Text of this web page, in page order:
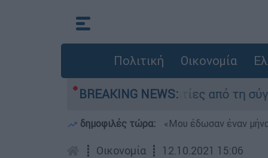
Πολιτική Οικονομία
BREAKING NEWS:
οι δύο τραυματίες από τη
δημοφιλές τώρα: «Μου έδωσαν έναν
┋ Οικονομία ┋ 12.10.2021 15:06